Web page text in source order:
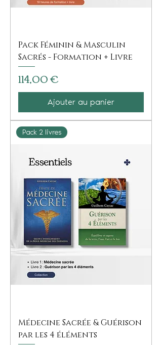
Pack Féminin & Masculin
Sacrés - Formation + Livre
Prix
114,00 €
Ajouter au panier
Pack 2 livres
Médecine Sacrée & Guérison
par les 4 éléments